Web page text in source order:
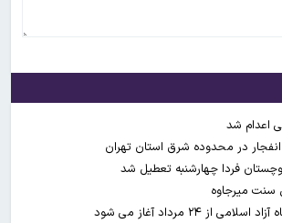
اعدام شد
در محدوده شرق استان تهران
فردا چهارشنبه تعطیل شد
سنت میرجاوه
از ۲۴ مرداد آغاز می شود